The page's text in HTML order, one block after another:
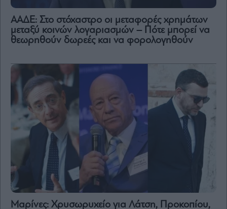
ΑΑΔΕ: Στο στόχαστρο οι μεταφορές χρημάτων
μεταξύ κοινών λογαριασμών – Πότε μπορεί να
θεωρηθούν δωρεές και να φορολογηθούν
Μαρίνες: Χρυσωρυχείο για Λάτση, Προκοπίου,